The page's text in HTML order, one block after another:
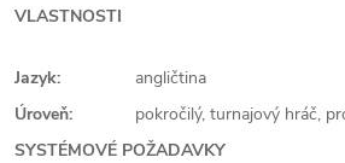
VLASTNOSTI
Jazyk:
angličtina
Úroveň:
pokročilý, turnajový hráč,
SYSTÉMOVÉ POŽADAVKY